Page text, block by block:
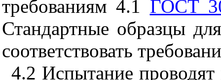
требованиям 4.1 ГОСТ
Стандартные образцы
соответствовать
4.2 Испытание